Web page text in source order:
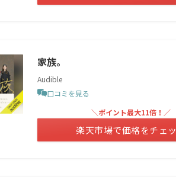
家族。
Audible
口コミを見る
＼ポイント最大11倍！／
楽天市場で価格をチェ